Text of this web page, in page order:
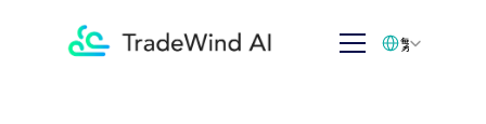
繁体中文